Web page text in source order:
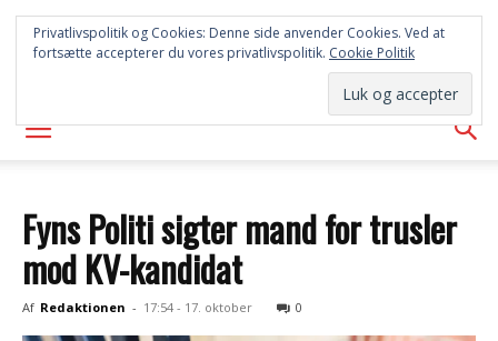
SYD
AVISEN
Fyns Politi sigter mand for trusler
mod KV-kandidat
Af Redaktionen - 17:54 - 17. oktober 0
Privatlivspolitik og Cookies: Denne side anvender Cookies. Ved at
fortsætte accepterer du vores privatlivspolitik. Cookie Politik